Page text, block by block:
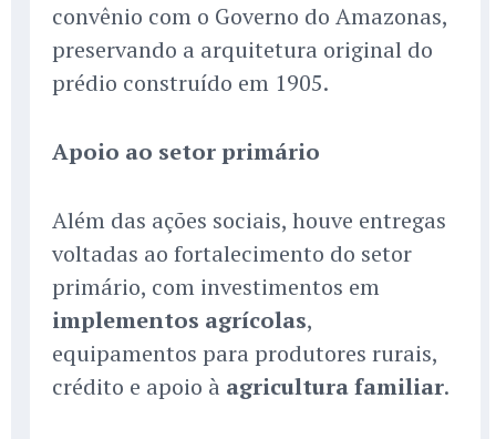
convênio com o Governo do Amazonas,
preservando a arquitetura original do
prédio construído em 1905.
Apoio ao setor primário
Além das ações sociais, houve entregas
voltadas ao fortalecimento do setor
primário, com investimentos em
implementos agrícolas,
equipamentos para produtores rurais,
crédito e apoio à agricultura familiar.